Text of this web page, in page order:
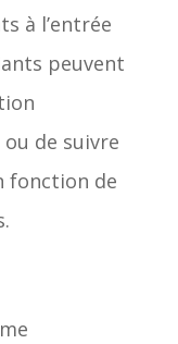
à l’entrée
peuvent
de suivre
fonction de